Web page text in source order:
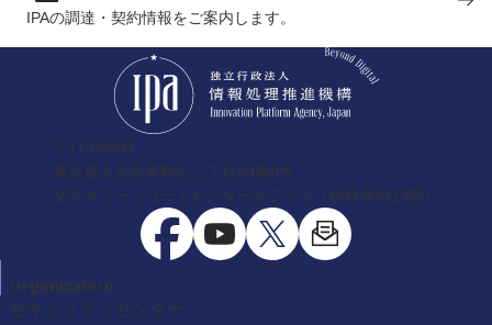
IPAの調達・契約情報をご案内します。
〒113-6591
東京都文京区本駒込二丁目28番8号
文京グリーンコートセンターオフィス（総合受付13階）
organization
セキュリティセンター